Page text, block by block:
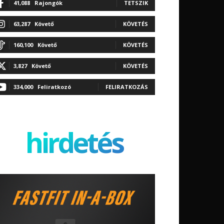
41,088 Rajongók TETSZIK
63,287 Követő KÖVETÉS
160,100 Követő KÖVETÉS
3,827 Követő KÖVETÉS
334,000 Feliratkozó FELIRATKOZÁS
hirdetés